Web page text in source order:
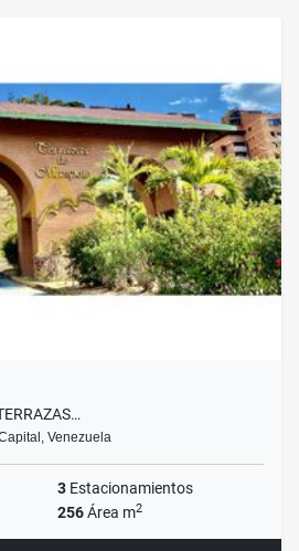
Venezuela
3 Estacionamientos
256Área m2